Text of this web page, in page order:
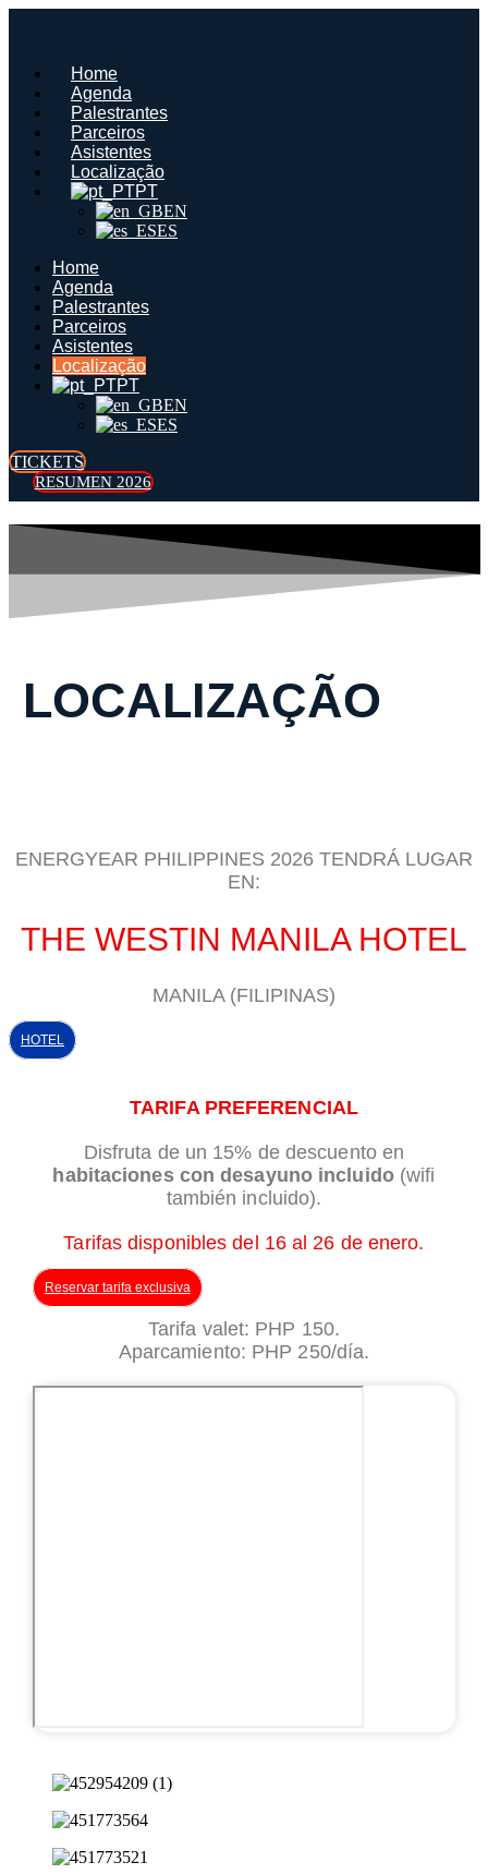
conteúdo
Home
Agenda
Palestrantes
Parceiros
Asistentes
Localização
PT
EN
ES
Home
Agenda
Palestrantes
Parceiros
Asistentes
Localização
PT
EN
ES
TICKETS
RESUMEN 2026
LOCALIZAÇÃO
ENERGYEAR PHILIPPINES 2026 TENDRÁ LUGAR
EN:
THE WESTIN MANILA HOTEL
MANILA (FILIPINAS)
HOTEL
TARIFA PREFERENCIAL
Disfruta de un 15% de descuento en
habitaciones con desayuno incluido(wifi
también incluido).
Tarifas disponibles del 16 al 26 de enero.
Reservar tarifa exclusiva
Tarifa valet: PHP 150.
Aparcamiento: PHP 250/día.